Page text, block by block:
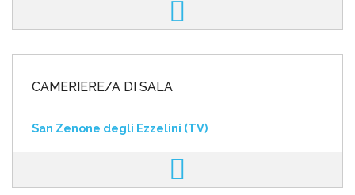
CAMERIERE/A DI SALA
San Zenone degli Ezzelini (TV)